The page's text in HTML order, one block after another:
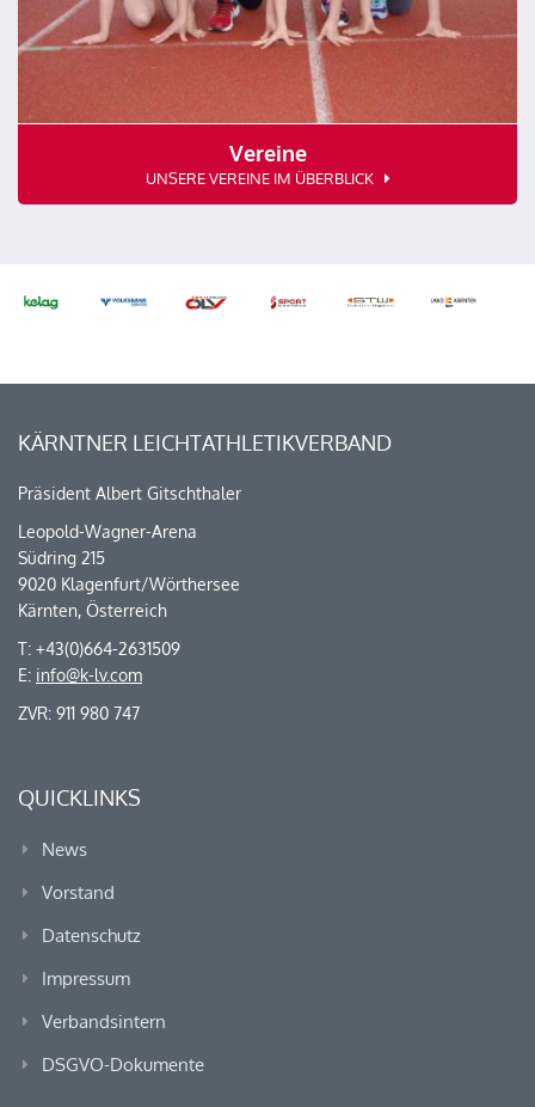
Vereine
UNSERE VEREINE IM ÜBERBLICK
KÄRNTNER LEICHTATHLETIKVERBAND
Präsident Albert Gitschthaler
Leopold-Wagner-Arena
Südring 215
9020 Klagenfurt/Wörthersee
Kärnten, Österreich
T: +43(0)664-2631509
E: info@k-lv.com
ZVR: 911 980 747
QUICKLINKS
News
Vorstand
Datenschutz
Impressum
Verbandsintern
DSGVO-Dokumente